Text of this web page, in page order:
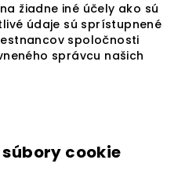
žiadne iné účely ako sú
údaje sú sprístupnené
spoločnosti
správcu našich
cookie